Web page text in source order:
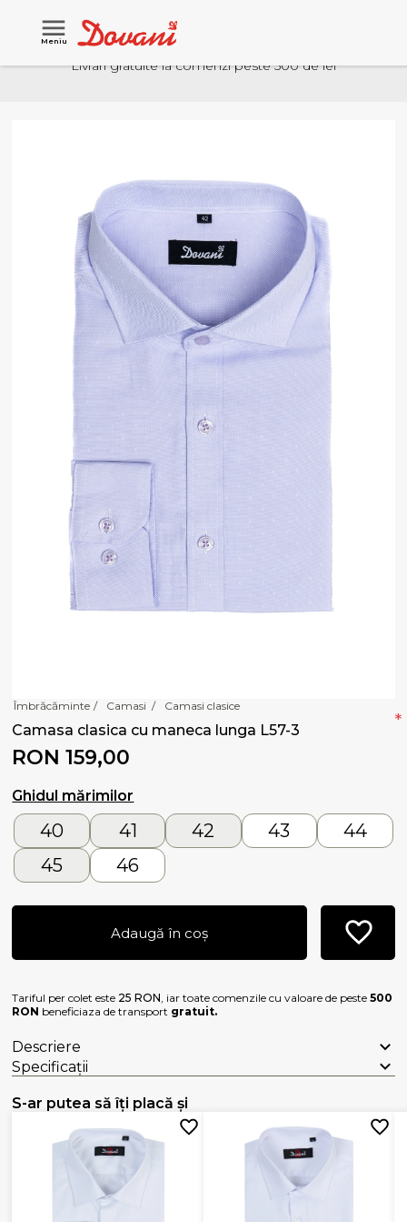
Meniu
Livrari gratuite la comenzi peste 500 de lei
Îmbrăcăminte / Camasi / Camasi clasice
Camasa clasica cu maneca lunga L57-3
RON 159,00
Ghidul mărimilor
*
40 41 42 43
44
45
46
Adaugă în coș
Tariful per colet este 25 RON, iar toate comenzile cu valoare de peste500
RON beneficiaza de transport gratuit.
Descriere
Specificații
S-ar putea să îți placă și